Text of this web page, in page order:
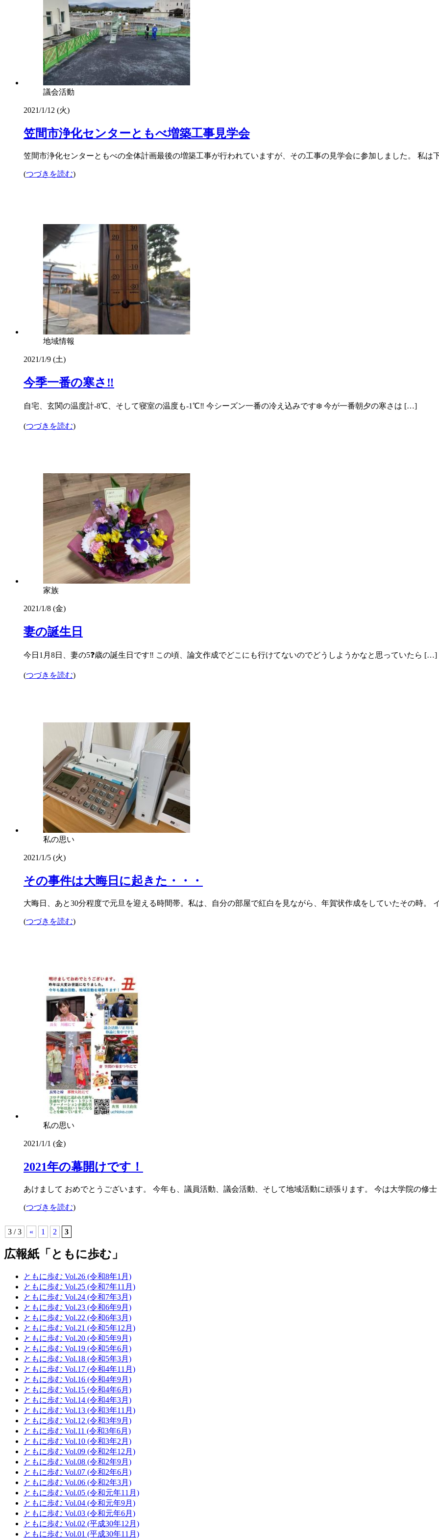
議会活動
2021/1/12 (火)
笠間市浄化センターともべ増築工事見学会
笠間市浄化センターともべの全体計画最後の増築工事が行われていますが、その工事の見学会に参加しました。 私は
(つづきを読む)
地域情報
2021/1/9 (土)
今季一番の寒さ‼️
自宅、玄関の温度計-8℃、そして寝室の温度も-1℃‼️ 今シーズン一番の冷え込みです❄️ 今が一番朝夕の寒さは […]
(つづきを読む)
家族
2021/1/8 (金)
妻の誕生日
今日1月8日、妻の5❓歳の誕生日です‼️ この頃、論文作成でどこにも行けてないのでどうしようかなと思っていたら […]
(つづきを読む)
私の思い
2021/1/5 (火)
その事件は大晦日に起きた・・・
大晦日、あと30分程度で元旦を迎える時間帯。私は、自分の部屋で紅白を見ながら、年賀状作成をしていたその時。
(つづきを読む)
私の思い
2021/1/1 (金)
2021年の幕開けです！
あけまして おめでとうございます。 今年も、議員活動、議会活動、そして地域活動に頑張ります。 今は大学院の修
(つづきを読む)
3 / 3 « 1 2 3
広報紙「ともに歩む」
ともに歩む Vol.26 (令和8年1月)
ともに歩む Vol.25 (令和7年11月)
ともに歩む Vol.24 (令和7年3月)
ともに歩む Vol.23 (令和6年9月)
ともに歩む Vol.22 (令和6年3月)
ともに歩む Vol.21 (令和5年12月)
ともに歩む Vol.20 (令和5年9月)
ともに歩む Vol.19 (令和5年6月)
ともに歩む Vol.18 (令和5年3月)
ともに歩む Vol.17 (令和4年11月)
ともに歩む Vol.16 (令和4年9月)
ともに歩む Vol.15 (令和4年6月)
ともに歩む Vol.14 (令和4年3月)
ともに歩む Vol.13 (令和3年11月)
ともに歩む Vol.12 (令和3年9月)
ともに歩む Vol.11 (令和3年6月)
ともに歩む Vol.10 (令和3年2月)
ともに歩む Vol.09 (令和2年12月)
ともに歩む Vol.08 (令和2年9月)
ともに歩む Vol.07 (令和2年6月)
ともに歩む Vol.06 (令和2年3月)
ともに歩む Vol.05 (令和元年11月)
ともに歩む Vol.04 (令和元年9月)
ともに歩む Vol.03 (令和元年6月)
ともに歩む Vol.02 (平成30年12月)
ともに歩む Vol.01 (平成30年11月)